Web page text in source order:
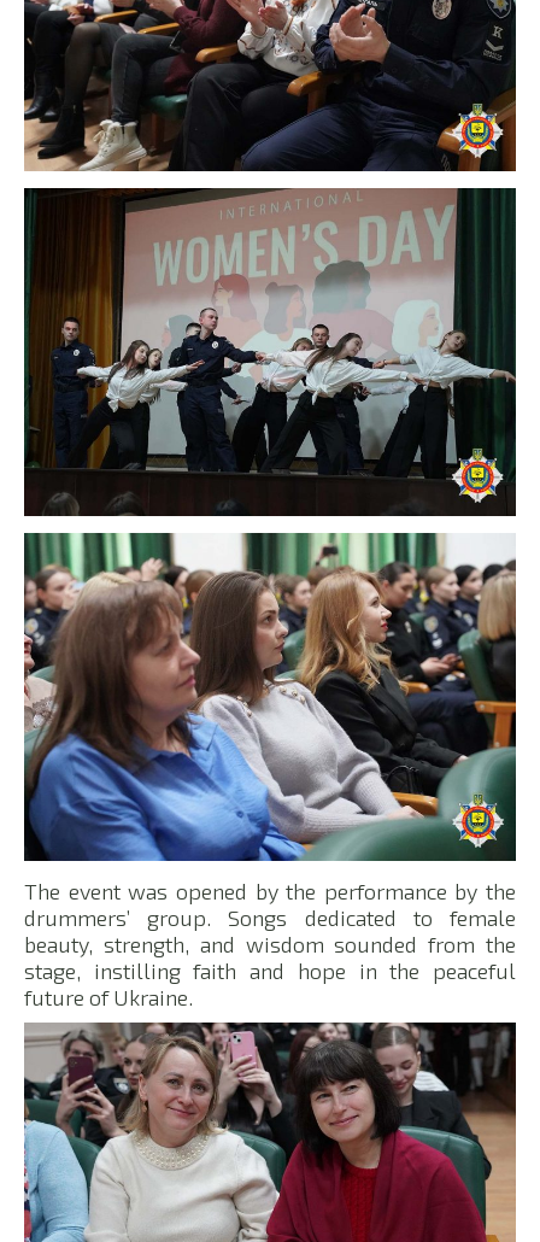
The event was opened by the performance by the
drummers’ group. Songs dedicated to female
beauty, strength, and wisdom sounded from the
stage, instilling faith and hope in the peaceful
future of Ukraine.